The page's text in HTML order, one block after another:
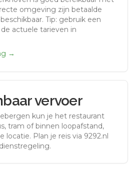
omgeving zijn betaalde
Tip: gebruik een
actuele tarieven in
→
vervoer
kun je het restaurant
tram of binnen loopafstand,
locatie. Plan je reis via 9292.nl